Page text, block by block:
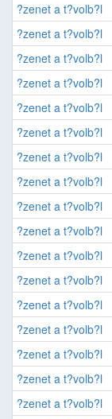
?zenet a t?volb?l
?zenet a t?volb?l
?zenet a t?volb?l
?zenet a t?volb?l
?zenet a t?volb?l
?zenet a t?volb?l
?zenet a t?volb?l
?zenet a t?volb?l
?zenet a t?volb?l
?zenet a t?volb?l
?zenet a t?volb?l
?zenet a t?volb?l
?zenet a t?volb?l
?zenet a t?volb?l
?zenet a t?volb?l
?zenet a t?volb?l
?zenet a t?volb?l